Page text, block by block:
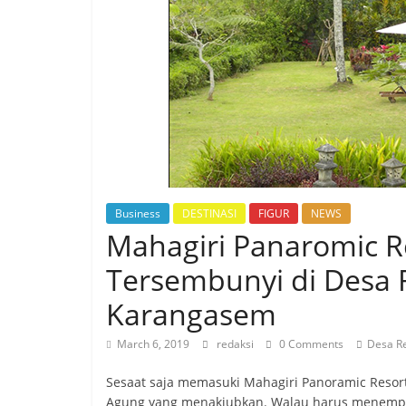
Business DESTINASI FIGUR NEWS
Mahagiri Panaromic
Tersembunyi di Desa
Karangasem
March 6, 2019 redaksi 0 Comments Desa
Sesaat saja memasuki Mahagiri Panoramic
Agung yang menakjubkan. Walau harus